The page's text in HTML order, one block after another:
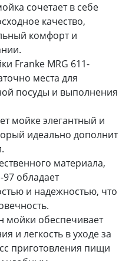
сочетает в себе
качество,
комфорт и
Franke MRG 611-
места для
посуды и выполнения
мойке элегантный и
идеально дополнит
материала,
обладает
и надежностью, что
мойки обеспечивает
и легкость в уходе за
приготовления пищи